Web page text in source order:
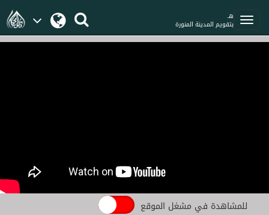
هـ
بتقويم المدينة المنورة
للمشاهدة في مشغل الموقع